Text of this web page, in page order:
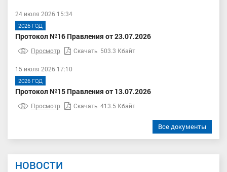
24 июля 2026 15:34
2026 ГОД
Протокол №16 Правления от 23.07.2026
Просмотр Скачать 503.3 Кбайт
15 июля 2026 17:10
2026 ГОД
Протокол №15 Правления от 13.07.2026
Просмотр Скачать 413.5 Кбайт
Все документы
НОВОСТИ